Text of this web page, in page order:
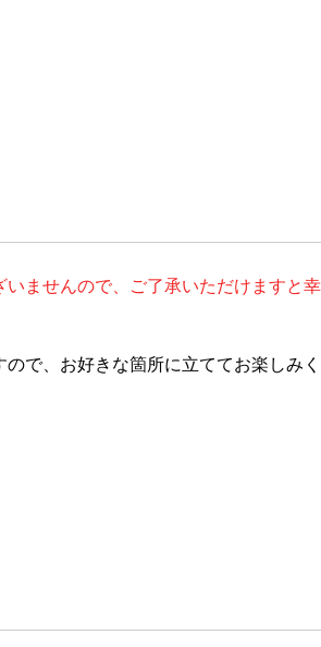
ませんので、ご了承いただけますと幸
で、お好きな箇所に立ててお楽しみく